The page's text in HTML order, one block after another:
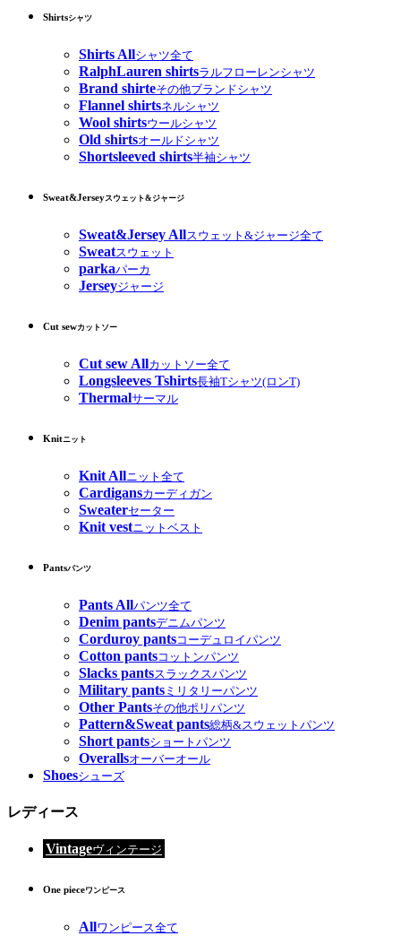
Shirtsシャツ
Shirts Allシャツ全て
RalphLauren shirtsラルフローレンシャツ
Brand shirteその他ブランドシャツ
Flannel shirtsネルシャツ
Wool shirtsウールシャツ
Old shirtsオールドシャツ
Shortsleeved shirts半袖シャツ
Sweat&Jerseyスウェット&ジャージ
Sweat&Jersey Allスウェット&ジャージ全て
Sweatスウェット
parkaパーカ
Jerseyジャージ
Cut sewカットソー
Cut sew Allカットソー全て
Longsleeves Tshirts長袖Tシャツ(ロンT)
Thermalサーマル
Knitニット
Knit Allニット全て
Cardigansカーディガン
Sweaterセーター
Knit vestニットベスト
Pantsパンツ
Pants Allパンツ全て
Denim pantsデニムパンツ
Corduroy pantsコーデュロイパンツ
Cotton pantsコットンパンツ
Slacks pantsスラックスパンツ
Military pants ミリタリーパンツ
Other Pantsその他ポリパンツ
Pattern&Sweat pants総柄&スウェットパンツ
Short pantsショートパンツ
Overallsオーバーオール
Shoesシューズ
レディース
Vintageヴィンテージ
One pieceワンピース
Allワンピース全て